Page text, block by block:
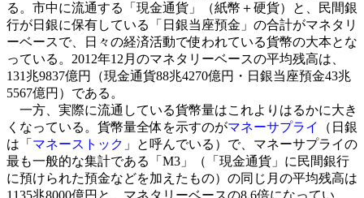
る。市中に流通する「現金通貨」（紙幣＋硬貨）と、民間銀
行が日銀に保有している「日銀当座預金」の合計がマネタリ
ーベースで、日々の経済活動で使われている貨幣の大本とな
っている。2012年12月のマネタリーベースの平均残高は、
131兆9837億円（現金通貨88兆4270億円・日銀当座預金43兆
5567億円）である。
一方、実際に流通している貨幣量はこれよりはるかに大き
くなっている。貨幣量全体を示すのがマネーサプライ
（日銀
は「 マネーストック 」と呼んでいる）で、マネーサプライの
最も一般的な集計である「M3」（「現金通貨」に民間銀行
に預けられた預金などを加えたもの）の同じ月の平均残高は